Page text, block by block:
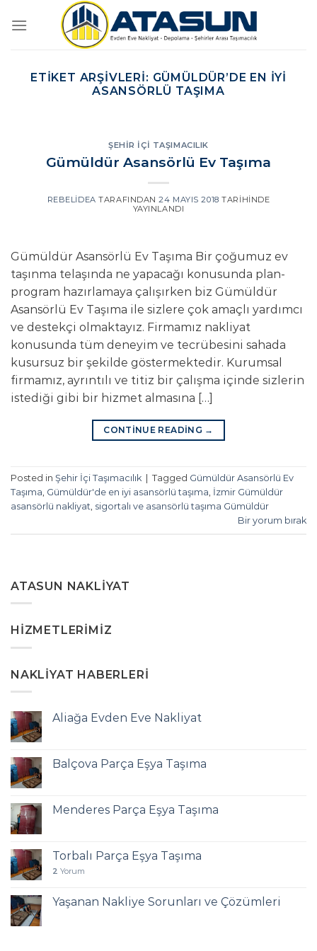
atla
ETIKET ARŞIVLERI: GÜMÜLDÜR’DE EN IYI
ASANSÖRLÜ TAŞIMA
ŞEHIR İÇI TAŞIMACILIK
Gümüldür Asansörlü Ev Taşıma
REBELIDEA TARAFINDAN 24 MAYIS 2018 TARIHINDE
YAYINLANDI
Gümüldür Asansörlü Ev Taşıma Bir çoğumuz ev
taşınma telaşında ne yapacağı konusunda plan-
program hazırlamaya çalışırken biz Gümüldür
Asansörlü Ev Taşıma ile sizlere çok amaçlı yardımcı
ve destekçi olmaktayız. Firmamız nakliyat
konusunda tüm deneyim ve tecrübesini sahada
kusursuz bir şekilde göstermektedir. Kurumsal
firmamız, ayrıntılı ve titiz bir çalışma içinde sizlerin
istediği gibi bir hizmet almasına […]
CONTINUE READING →
Posted in Şehir İçi Taşımacılık Tagged Gümüldür Asansörlü Ev
Taşıma Gümüldür'de en iyi asansörlü taşıma İzmir Gümüldür
asansörlü nakliyat sigortalı ve asansörlü taşıma Gümüldür
Bir yorum bırak
ATASUN NAKLIYAT
HIZMETLERIMIZ
NAKLIYAT HABERLERI
Aliağa Evden Eve Nakliyat
Balçova Parça Eşya Taşıma
Menderes Parça Eşya Taşıma
Torbalı Parça Eşya Taşıma
2 Yorum
Yaşanan Nakliye Sorunları ve Çözümleri